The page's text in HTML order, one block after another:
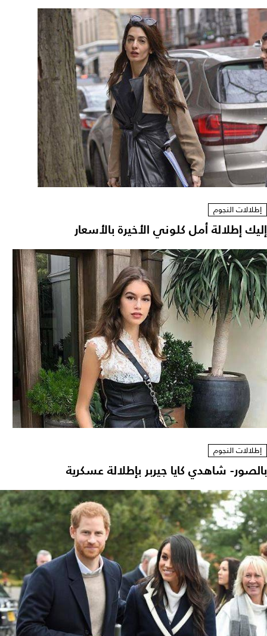
إطلالات النجوم
إليك إطلالة أمل كلوني الأخيرة بالأسعار ‎
إطلالات النجوم
بالصور- شاهدي كايا جيربر بإطلالة عسكرية ‎